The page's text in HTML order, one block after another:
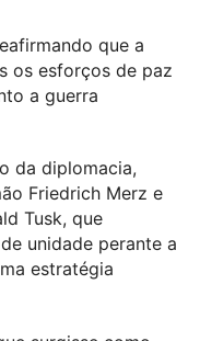
que a
os esforços de paz
a guerra
da diplomacia,
Friedrich Merz e
Tusk, que
unidade perante a
estratégia